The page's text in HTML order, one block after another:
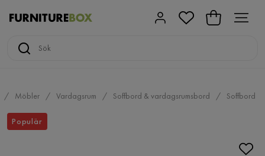
Möbler Vardagsrum Soffbord & vardagsrumsbord Soffbord
Populär